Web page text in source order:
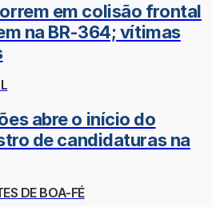
em colisão frontal
na BR-364; vítimas
abre o início do
de candidaturas na
DE BOA-FÉ